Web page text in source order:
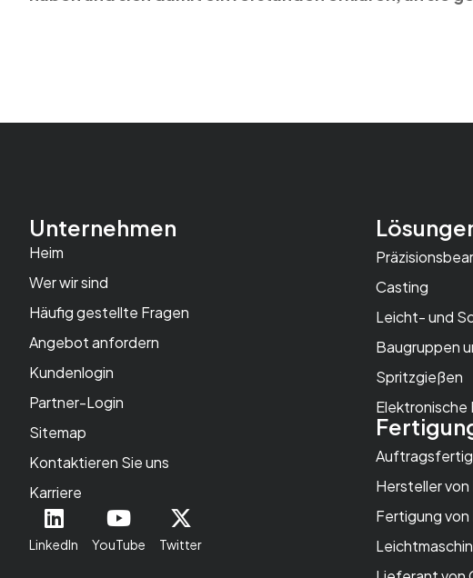
Unternehmen
Heim
Wer wir sind
Häufig gestellte Fragen
Angebot anfordern
Kundenlogin
Partner-Login
Sitemap
Kontaktieren Sie uns
Karriere
LinkedIn YouTube Twitter
Casting
Leicht- und
Baugruppen
Spritzgießen
Hersteller
Fertigung